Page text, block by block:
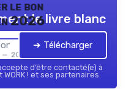
le bon
2026
— 2026
le livre blanc
➔ Télécharger
d’être contacté(e) à
! et ses partenaires.